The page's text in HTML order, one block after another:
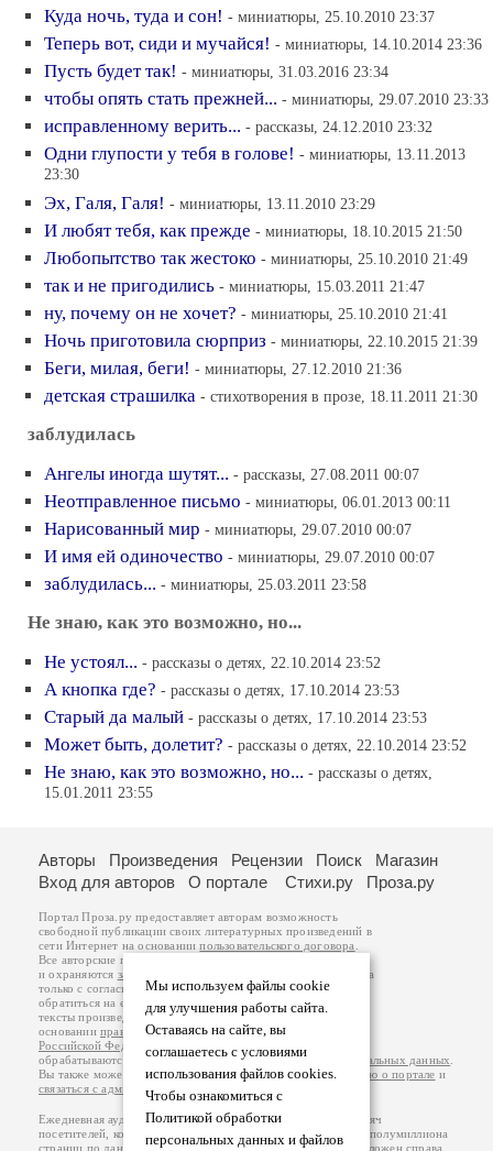
Куда ночь, туда и сон! - миниатюры, 25.10.2010 23:37
Теперь вот, сиди и мучайся! - миниатюры, 14.10.2014 23:36
Пусть будет так! - миниатюры, 31.03.2016 23:34
чтобы опять стать прежней... - миниатюры, 29.07.2010 23:33
исправленному верить... - рассказы, 24.12.2010 23:32
Одни глупости у тебя в голове! - миниатюры, 13.11.2013
23:30
Эх, Галя, Галя! - миниатюры, 13.11.2010 23:29
И любят тебя, как прежде - миниатюры, 18.10.2015 21:50
Любопытство так жестоко - миниатюры, 25.10.2010 21:49
так и не пригодились - миниатюры, 15.03.2011 21:47
ну, почему он не хочет? - миниатюры, 25.10.2010 21:41
Ночь приготовила сюрприз - миниатюры, 22.10.2015 21:39
Беги, милая, беги! - миниатюры, 27.12.2010 21:36
детская страшилка - стихотворения в прозе, 18.11.2011 21:30
заблудилась
Ангелы иногда шутят... - рассказы, 27.08.2011 00:07
Неотправленное письмо - миниатюры, 06.01.2013 00:11
Нарисованный мир - миниатюры, 29.07.2010 00:07
И имя ей одиночество - миниатюры, 29.07.2010 00:07
заблудилась... - миниатюры, 25.03.2011 23:58
Не знаю, как это возможно, но...
Не устоял... - рассказы о детях, 22.10.2014 23:52
А кнопка где? - рассказы о детях, 17.10.2014 23:53
Старый да малый - рассказы о детях, 17.10.2014 23:53
Может быть, долетит? - рассказы о детях, 22.10.2014 23:52
Не знаю, как это возможно, но... - рассказы о детях,
15.01.2011 23:55
Мы используем файлы cookie
для улучшения работы сайта.
Оставаясь на сайте, вы
соглашаетесь с условиями
использования файлов cookies.
Чтобы ознакомиться с
Политикой обработки
персональных данных и файлов
Авторы Произведения Рецензии Поиск
Магазин
Вход для авторов
О портале Стихи.ру Проза.ру
Портал Проза.ру предоставляет авторам возможность
свободной публикации своих литературных произведений в
сети Интернет на основаниипользовательского договора
Все авторские права на произведения принадлежат авторам
и охраняются законом
. Перепечатка произведений возможна
только с согласия его автора, к которому вы можете
обратиться на его авторской странице. Ответственность за
тексты произведений авторы несут самостоятельно на
основанииправил публикацииизаконодательства
Российской Федерации
обрабатываются на основанииПолитики обработки персональных данных
Вы также можете посмотреть более подробнуюинформацию о портале и
связаться с администрацией
Ежедневная аудитория портала Проза.ру – порядка 100 тысяч
посетителей, которые в общей сумме просматривают более полумиллиона
страниц по данным счетчика посещаемости, который расположен справа